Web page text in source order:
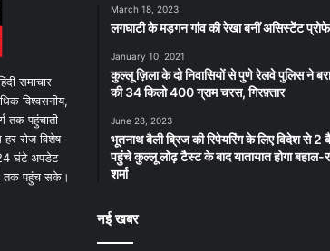
समाचार
विश्वसनीय,
तक पहुंचाती
रोज विशेष
घंटे अपडेट
तक पहुंच सके।
March 18, 2023
लगघाटी के मड़गन गांव की रेखा बनीं असिस्टेंट
January 10, 2021
कुल्लू ज़िला के दो निवासियों से पुणे रेलवे पुलिस ने
की 34 किलो 400 ग्राम चरस, गिरफ़्तार
June 28, 2023
भूतनाथ बैली ब्रिज की रिपेयरिंग के लिए विदेश से 2
पहुंचे कुल्लू लोढ़ टैस्ट के बाद यातायात होगा बहाल-
शर्मा
नई खबर